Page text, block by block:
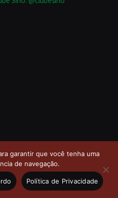
garantir que você tenha uma
de navegação.
Política de Privacidade